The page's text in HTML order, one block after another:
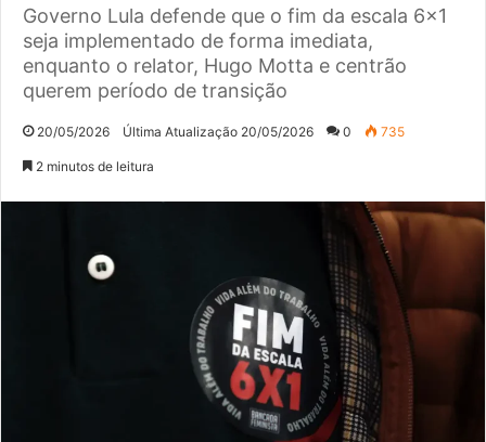
Governo Lula defende que o fim da escala 6x1
seja implementado de forma imediata,
enquanto o relator, Hugo Motta e centrão
querem período de transição
20/05/2026 Última Atualização 20/05/2026 0 735
2 minutos de leitura